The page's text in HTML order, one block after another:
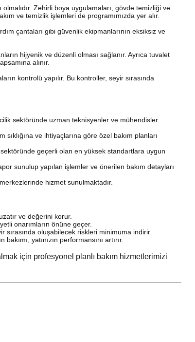
olmalıdır. Zehirli boya uygulamaları, gövde temizliği ve
ve temizlik işlemleri de programımızda yer alır.
çantaları gibi güvenlik ekipmanlarının eksiksiz ve
hijyenik ve düzenli olması sağlanır. Ayrıca tuvalet
alınır.
kontrolü yapılır. Bu kontroller, seyir sırasında
sektöründe uzman teknisyenler ve mühendisler
sıklığına ve ihtiyaçlarına göre özel bakım planları
geçerli olan en yüksek standartlara uygun
sunulup yapılan işlemler ve önerilen bakım detayları
hizmet sunulmaktadır.
ve değerini korur.
onarımların önüne geçer.
oluşabilecek riskleri minimuma indirir.
yatınızın performansını artırır.
için profesyonel planlı bakım hizmetlerimizi